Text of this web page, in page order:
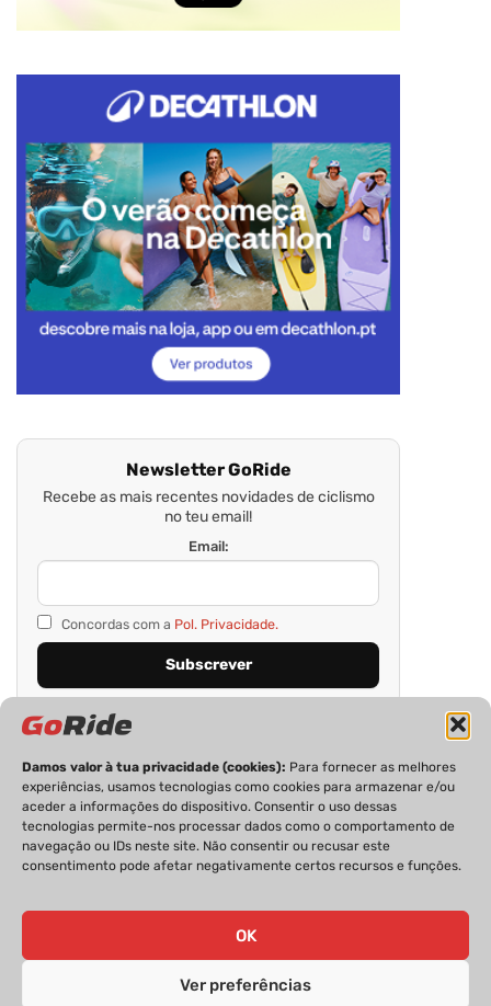
Damos valor à tua privacidade (cookies): Para fornecer as melhores
experiências, usamos tecnologias como cookies para armazenar e/ou
aceder a informações do dispositivo. Consentir o uso dessas
tecnologias permite-nos processar dados como o comportamento de
navegação ou IDs neste site. Não consentir ou recusar este
consentimento pode afetar negativamente certos recursos e funções.
OK
Ver preferências
Newsletter GoRide
Recebe as mais recentes novidades de ciclismo
no teu email!
Email:
Concordas com a Pol. Privacidade.
PRIVACIDADE FICHA TÉCNICA
ESTATUTO EDITORIAL